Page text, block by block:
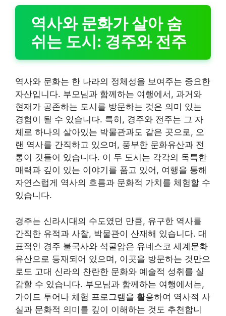
역사와 문화가 살아 숨
쉬는 도시: 경주와 전주
역사와 문화는 한 나라의 정체성을 보여주는 중요한
자산입니다. 부모님과 함께하는 여행에서, 과거와
현재가 공존하는 도시를 방문하는 것은 의미 있는
경험이 될 수 있습니다. 특히, 경주와 전주는 그 자
체로 하나의 살아있는 박물관과도 같은 곳으로, 오
랜 역사를 간직하고 있으며, 풍부한 문화유산과 전
통이 깃들어 있습니다. 이 두 도시는 각각의 독특한
매력과 깊이 있는 이야기를 품고 있어, 여행을 통해
자연스럽게 역사의 흐름과 문화적 가치를 체험할 수
있습니다.
경주는 신라시대의 수도였던 만큼, 유구한 역사를
간직한 유적과 사찰, 박물관이 산재해 있습니다. 대
표적인 경주 불국사와 석굴암은 유네스코 세계문화
유산으로 등재되어 있으며, 이곳을 방문하는 것만으
로도 고대 신라의 찬란한 문화와 예술적 성취를 실
감할 수 있습니다. 부모님과 함께하는 여행에서는,
가이드 투어나 체험 프로그램을 활용하여 역사적 사
실과 문화적 의미를 깊이 이해하는 것도 추천합니